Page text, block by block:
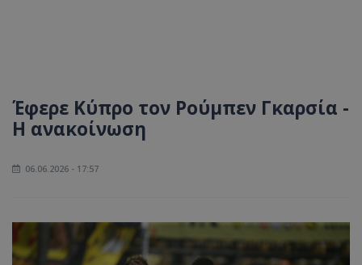
Έφερε Κύπρο τον Ρούμπεν Γκαρσία -
Η ανακοίνωση
06.06.2026 - 17:57